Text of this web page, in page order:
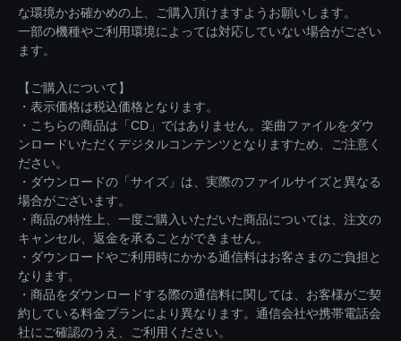
な環境かお確かめの上、ご購入頂けますようお願いします。
一部の機種やご利用環境によっては対応していない場合がござい
ます。
【ご購入について】
・表示価格は税込価格となります。
・こちらの商品は「CD」ではありません。楽曲ファイルをダウ
ンロードいただくデジタルコンテンツとなりますため、ご注意く
ださい。
・ダウンロードの「サイズ」は、実際のファイルサイズと異なる
場合がございます。
・商品の特性上、一度ご購入いただいた商品については、注文の
キャンセル、返金を承ることができません。
・ダウンロードやご利用時にかかる通信料はお客さまのご負担と
なります。
・商品をダウンロードする際の通信料に関しては、お客様がご契
約している料金プランにより異なります。通信会社や携帯電話会
社にご確認のうえ、ご利用ください。